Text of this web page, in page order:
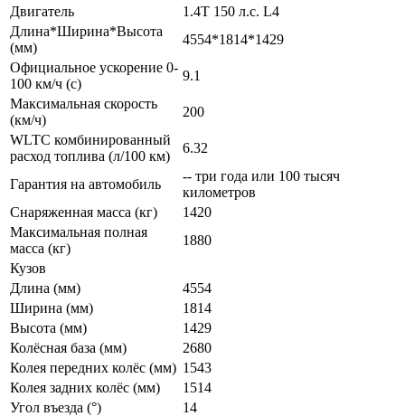
Двигатель
1.4T 150 л.с. L4
Длина*Ширина*Высота
(мм)
4554*1814*1429
Официальное ускорение 0-
100 км/ч (с)
9.1
Максимальная скорость
(км/ч)
200
WLTC комбинированный
расход топлива (л/100 км)
6.32
Гарантия на автомобиль
-- три года или 100 тысяч
километров
Снаряженная масса (кг)
1420
Максимальная полная
масса (кг)
1880
Кузов
Длина (мм)
4554
Ширина (мм)
1814
Высота (мм)
1429
Колёсная база (мм)
2680
Колея передних колёс (мм) 1543
Колея задних колёс (мм)
1514
Угол въезда (°)
14